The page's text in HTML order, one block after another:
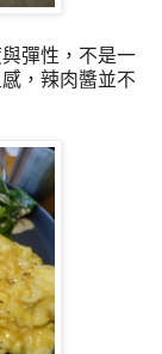
彈性，不是一
，辣肉醬並不